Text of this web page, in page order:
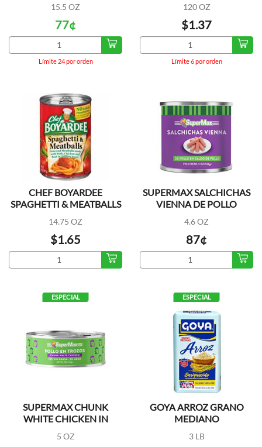
15.5 OZ
Límite 24 por orden
77¢
120 OZ
Límite 6 por orden
$1.37
CHEF BOYARDEE
SPAGHETTI & MEATBALLS
14.75 OZ
$1.65
SUPERMAX SALCHICHAS
VIENNA DE POLLO
4.6 OZ
87¢
ESPECIAL
SUPERMAX CHUNK
WHITE CHICKEN IN
5 OZ
ESPECIAL
GOYA ARROZ GRANO
MEDIANO
3 LB